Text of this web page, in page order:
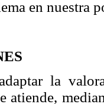
en nuestra
la
atiende,